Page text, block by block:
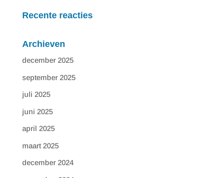
Recente reacties
Archieven
december 2025
september 2025
juli 2025
juni 2025
april 2025
maart 2025
december 2024